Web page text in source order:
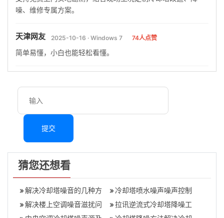
噪、维修专属方案。
天津网友 2025-10-16 · Windows 7 74人点赞
简单易懂，小白也能轻松看懂。
提交
猜您还想看
解决冷却塔噪音的几种方
法,冷却塔噪音治理工程
冷却塔喷水噪声噪声控制
方法,冷却水塔噪音方案
解决楼上空调噪音滋扰问
拉讯逆流式冷却塔降噪工